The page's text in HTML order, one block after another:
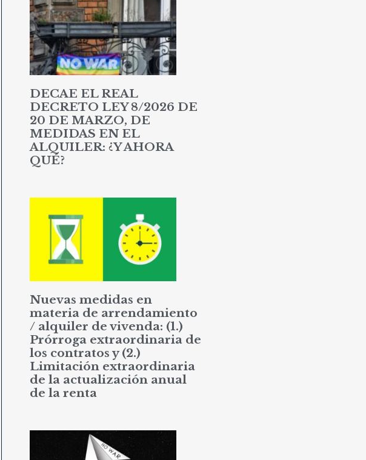
DECAE EL REAL
DECRETO LEY 8/2026 DE
20 DE MARZO, DE
MEDIDAS EN EL
ALQUILER: ¿Y AHORA
QUÉ?
Nuevas medidas en
materia de arrendamiento
/ alquiler de vivenda: (1.)
Prórroga extraordinaria de
los contratos y (2.)
Limitación extraordinaria
de la actualización anual
de la renta